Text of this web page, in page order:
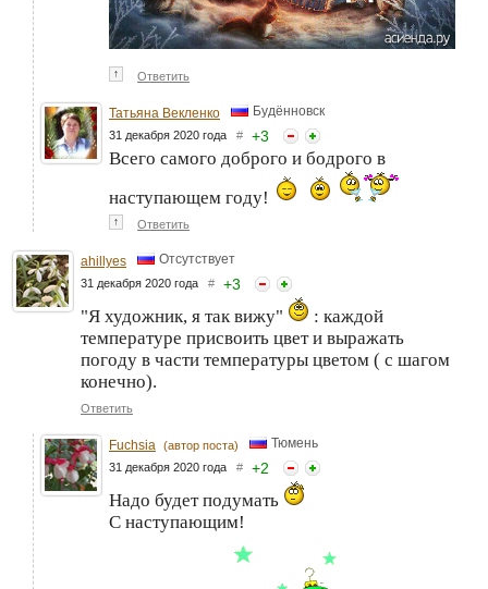
↑ Ответить
Татьяна Векленко Будённовск
31 декабря 2020 года # +3
Всего самого доброго и бодрого в
наступающем году!
↑ Ответить
ahillyes Отсутствует
31 декабря 2020 года # +3
"Я художник, я так вижу"
: каждой
температуре присвоить цвет и выражать
погоду в части температуры цветом ( с шагом
конечно).
Ответить
Fuchsia (автор поста) Тюмень
31 декабря 2020 года # +2
Надо будет подумать
С наступающим!